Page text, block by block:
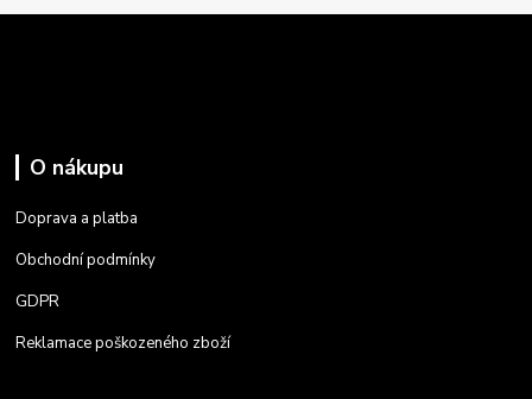
O nákupu
Doprava a platba
Obchodní podmínky
GDPR
Reklamace poškozeného zboží